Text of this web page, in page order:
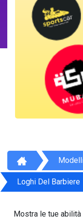
Loghi Del Barbiere
Mostra le tue